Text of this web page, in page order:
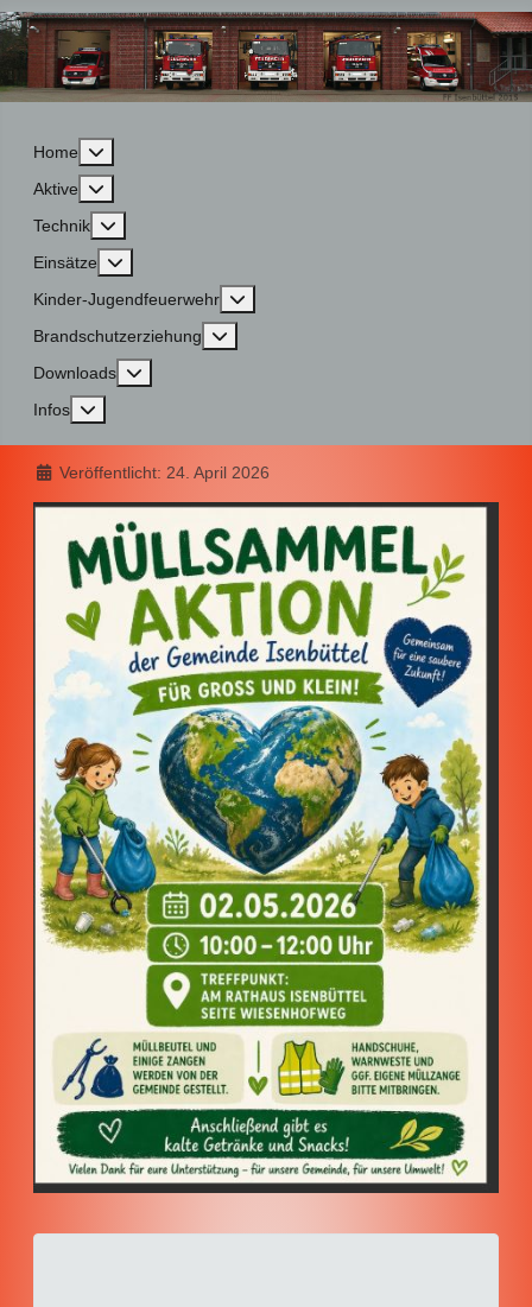
Home
Aktive
Technik
Einsätze
Kinder-Jugendfeuerwehr
Brandschutzerziehung
Downloads
Infos
Details
Veröffentlicht: 24. April 2026